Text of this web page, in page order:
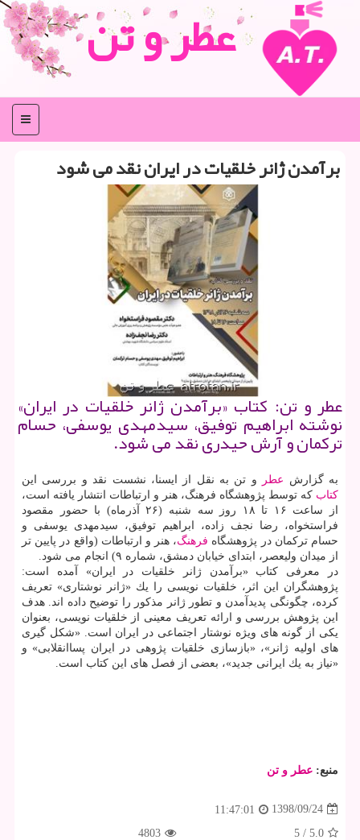
عطر و تن
منو
برآمدن ژانر خلقیات در ایران نقد می شود
عطر و تن: كتاب «برآمدن ژانر خلقیات در ایران»
نوشته ابراهیم توفیق، سیدمهدی یوسفی، حسام
تركمان و آرش حیدری نقد می شود.
به گزارش عطر
و تن به نقل از ایسنا، نشست نقد و بررسی این
كتاب كه توسط پژوهشگاه فرهنگ، هنر و ارتباطات انتشار یافته است،
از ساعت ۱۶ تا ۱۸ روز سه شنبه (۲۶ آذرماه) با حضور مقصود
فراستخواه، رضا نجف زاده، ابراهیم توفیق، سیدمهدی یوسفی و
حسام تركمان در پژوهشگاه فرهنگ، هنر و ارتباطات (واقع در پایین تر
از میدان ولیعصر، ابتدای خیابان دمشق، شماره ۹) انجام می شود.
در معرفی كتاب «برآمدن ژانر خلقیات در ایران» آمده است:
پژوهشگران این اثر، خلقیات نویسی را یك «ژانر نوشتاری» تعریف
كرده، چگونگی پدیدآمدن و تطور ژانر مذكور را توضیح داده اند. هدف
این پژوهش بررسی و ارائه تعریف معینی از خلقیات نویسی، بعنوان
یكی از گونه های ویژه نوشتار اجتماعی در ایران است. «شكل گیری
های اولیه ژانر»، «بازسازی خلقیات پژوهی در ایران پساانقلابی» و
«نیاز به یك ایرانی جدید»، بعضی از فصل های این كتاب است.
منبع: عطر و تن
1398/09/24
11:47:01
5.0
/
5
4803